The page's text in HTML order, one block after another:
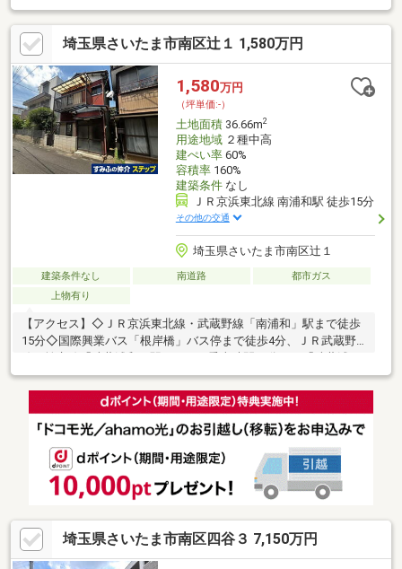
（実測） 複数路線利用可能『浦和』駅4.0ｋｍ、自転車19分
（実測）！バス便も利用可能！■生活便利施設点在 / 子育て環
境良好！【ポラスの注文住宅】■家族の理想の住まいを形にしま
せんか？プランのご提案可能です！■ポラスの4つのブランドコン
セプトやデザイン、設備等の特色が異なる4つのブランドがござい
ます！■体感すまいパークデザインや工法の異なるブランドごと
の特徴を実際にご覧になれます！
埼玉県さいたま市南区辻１ 1,580万円
1,580万円
（坪単価:-）
土地面積36.66m2
用途地域２種中高
建ぺい率60%
容積率160%
建築条件なし
ＪＲ京浜東北線 南浦和駅 徒歩15分
その他の交通
埼玉県さいたま市南区辻１
建築条件なし 南道路
都市ガス
上物有り
【アクセス】◇ＪＲ京浜東北線・武蔵野線「南浦和」駅まで徒歩
15分◇国際興業バス「根岸橋」バス停まで徒歩4分、ＪＲ武蔵野
和」駅まで徒歩27分）（バス便調査日：2026年7月16日）【物件
概要】◇土地面積36.66㎡（11.08坪）◇南側公道約4.0ｍに約5.8ｍ
接道◇現況：建物有り◇建築条件付き土地ではございません・お
好きなハウスメーカーや工務店で建築が可能です
埼玉県さいたま市南区四谷３ 7,150万円